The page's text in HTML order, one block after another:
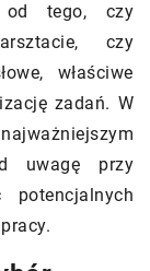
od tego, czy
czy
właściwe
zadań. W
uwagę przy
potencjalnych